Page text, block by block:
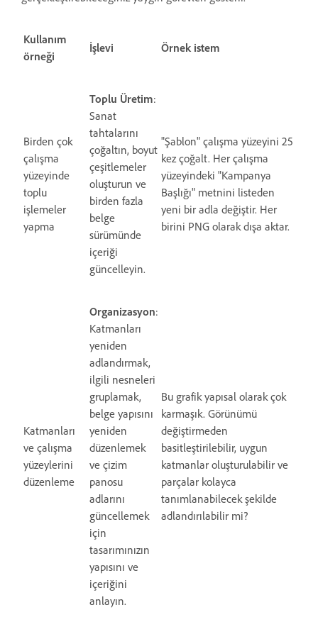
Kullanım
örneği
İşlevi Örnek istem
Birden çok
çalışma
yüzeyinde
toplu
işlemeler
yapma
Toplu Üretim:
Sanat
tahtalarını
çoğaltın, boyut
çeşitlemeler
oluşturun ve
birden fazla
belge
sürümünde
içeriği
güncelleyin.
"Şablon" çalışma yüzeyini 25
kez çoğalt. Her çalışma
yüzeyindeki "Kampanya
Başlığı" metnini listeden
yeni bir adla değiştir. Her
birini PNG olarak dışa aktar.
Katmanları
ve çalışma
yüzeylerini
düzenleme
Organizasyon:
Katmanları
yeniden
adlandırmak,
ilgili nesneleri
gruplamak,
belge yapısını
yeniden
düzenlemek
ve çizim
panosu
adlarını
güncellemek
için
tasarımınızın
yapısını ve
içeriğini
anlayın.
Bu grafik yapısal olarak çok
karmaşık. Görünümü
değiştirmeden
basitleştirilebilir, uygun
katmanlar oluşturulabilir ve
parçalar kolayca
tanımlanabilecek şekilde
adlandırılabilir mi?